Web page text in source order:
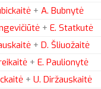
+ A. Bubnytė
+ E. Statkutė
+ D. Šliuožaitė
+ E. Paulionytė
+ U. Diržauskaitė